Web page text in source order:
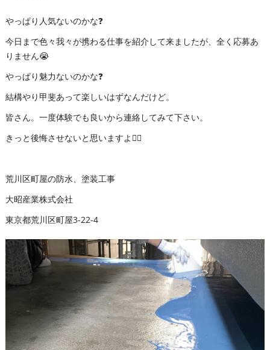
やっぱり人気ないのかな❓
今日まで色々我々が携わる仕事を紹介して来ましたが、全く応募あ
りません😭
やっぱり魅力ないのかな❓
結構やり甲斐あって楽しいはずなんだけど。
皆さん。一度体験でも良いから連絡してみて下さい。
きっと後悔させないと思いますよ👍🏻
荒川区町屋の防水、塗装工事
大昭産業株式会社
東京都荒川区町屋3-22-4